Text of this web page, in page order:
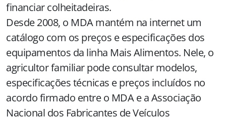
financiar colheitadeiras.
Desde 2008, o MDA mantém na internet um
catálogo com os preços e especificações dos
equipamentos da linha Mais Alimentos. Nele, o
agricultor familiar pode consultar modelos,
especificações técnicas e preços incluídos no
acordo firmado entre o MDA e a Associação
Nacional dos Fabricantes de Veículos